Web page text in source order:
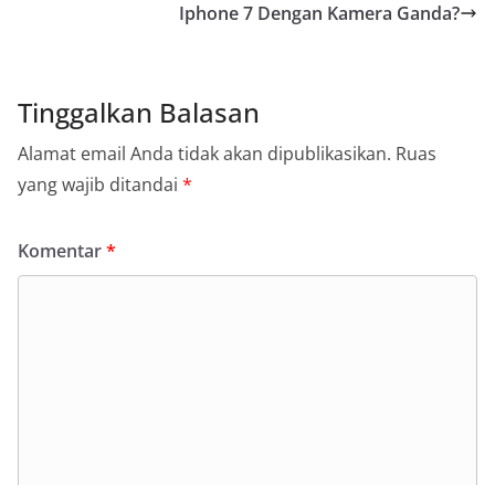
Iphone 7 Dengan Kamera Ganda?
Tinggalkan Balasan
Alamat email Anda tidak akan dipublikasikan. Ruas
yang wajib ditandai *
Komentar*